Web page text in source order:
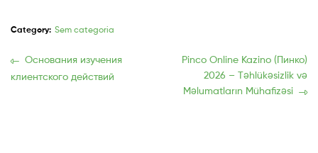
Category: Sem categoria
Navegação
de
Previous
post:
Основания изучения
клиентского действий
Próxima
publicação:
Pinco Online Kazino (Пинко)
2026 – Təhlükəsizlik və
Məlumatların Mühafizəsi